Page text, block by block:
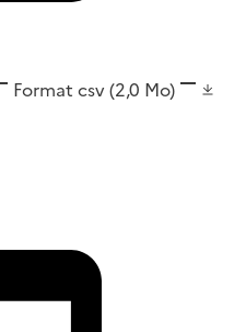
Format csv(2,0 Mo)